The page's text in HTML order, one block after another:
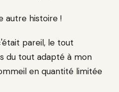
autre histoire !
pareil, le tout
du tout adapté à mon
en quantité limitée